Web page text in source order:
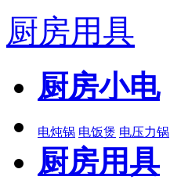
厨房用具
厨房小电
电炖锅 电饭煲 电压力锅
厨房用具